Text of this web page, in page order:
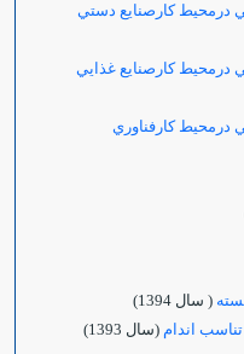
درمحيط كارصنايع دستي
درمحيط كارصنايع غذايي
درمحيط كارفناوري
( سال 1394)
اندام (سال 1393)